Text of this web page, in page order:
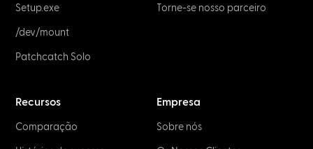
Setup.exe
/dev/mount
Patchcatch Solo
Torne-se nosso parceiro
Recursos
Comparação
Empresa
Sobre nós